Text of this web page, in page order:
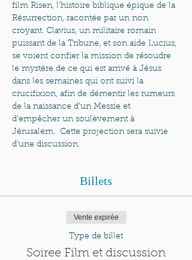
film Risen, l’histoire biblique épique de la
Résurrection, racontée par un non
croyant. Clavius, un militaire romain
puissant de la Tribune, et son aide Lucius,
se voient confier la mission de résoudre
le mystère de ce qui est arrivé à Jésus
dans les semaines qui ont suivi la
crucifixion, afin de démentir les rumeurs
de la naissance d’un Messie et
d’empêcher un soulèvement à
Jérusalem.  Cette projection sera suivie
d'une discussion.
Billets
Vente expirée
Type de billet
Soiree Film et discussion